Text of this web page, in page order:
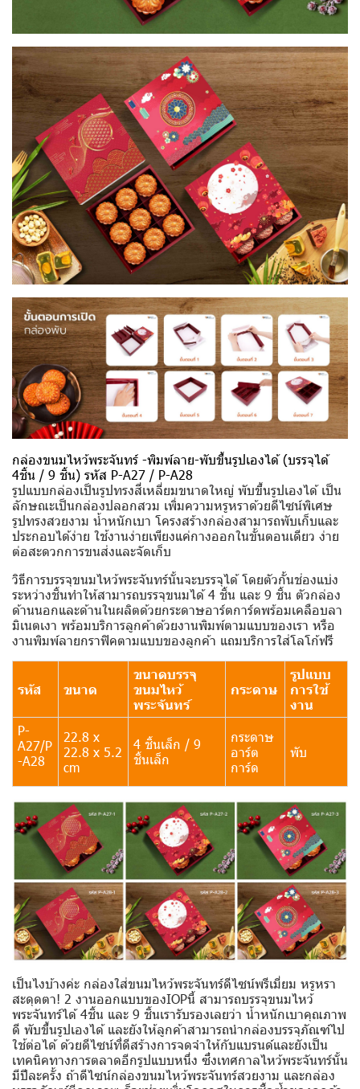
กล่องขนมไหว้พระจันทร์ -พิมพ์ลาย-พับขึ้นรูปเองได้ (บรรจุได้
4ชิ้น / 9 ชิ้น) รหัส P-A27 / P-A28
รูปแบบกล่องเป็นรูปทรงสี่เหลี่ยมขนาดใหญ่ พับขึ้นรูปเองได้ เป็น
ลักษณะเป็นกล่องปลอกสวม เพิ่มความหรูหราด้วยดีไซน์พิเศษ
รูปทรงสวยงาม น้ำหนักเบา โครงสร้างกล่องสามารถพับเก็บและ
ประกอบได้ง่าย ใช้งานง่ายเพียงแค่กางออกในขั้นตอนเดียว ง่าย
ต่อสะดวกการขนส่งและจัดเก็บ
วิธีการบรรจุขนมไหว้พระจันทร์นั้นจะบรรจุได้ โดยตัวกั้นช่องแบ่ง
ระหว่างชิ้นทำให้สามารถบรรจุขนมได้ 4 ชิ้น และ 9 ชิ้น ตัวกล่อง
ด้านนอกและด้านในผลิตด้วยกระดาษอาร์ตการ์ดพร้อมเคลือบลา
มิเนตเงา พร้อมบริการลูกค้าด้วยงานพิมพ์ตามแบบของเรา หรือ
งานพิมพ์ลายกราฟิคตามแบบของลูกค้า แถมบริการใส่โลโก้ฟรี
รหัส ขนาด
ขนาดบรรจุ
ขนมไหว้
พระจันทร์
กระดาษ
รูปแบบ
การใช้
งาน
P-
A27/P
-A28
22.8 x
22.8 x 5.2
cm
4 ชิ้นเล็ก / 9
ชิ้นเล็ก
กระดาษ
อาร์ต
การ์ด
พับ
เป็นไงบ้างค่ะ กล่องใส่ขนมไหว้พระจันทร์ดีไซน์พรีเมี่ยม หรูหรา
สะดุดตา! 2 งานออกแบบของIOPนี้ สามารถบรรจุขนมไหว้
พระจันทร์ได้ 4ชิ้น และ 9 ชิ้นเรารับรองเลยว่า น้ำหนักเบาคุณภาพ
ดี พับขึ้นรูปเองได้ และยังให้ลูกค้าสามารถนำกล่องบรรจุภัณฑ์ไป
ใช้ต่อได้ ด้วยดีไซน์ที่ดีสร้างการจดจำให้กับแบรนด์และยังเป็น
เทคนิคทางการตลาดอีกรูปแบบหนึ่ง ซึ่งเทศกาลไหว้พระจันทร์นั้น
มีปีละครั้ง ถ้าดีไซน์กล่องขนมไหว้พระจันทร์สวยงาม และกล่อง